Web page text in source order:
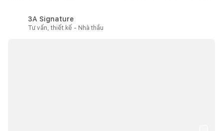
3A Signature
Tư vấn, thiết kế - Nhà thầu